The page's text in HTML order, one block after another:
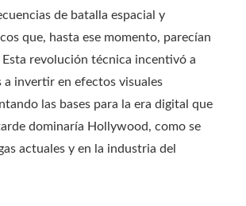
de batalla espacial y
que, hasta ese momento, parecían
Esta revolución técnica incentivó a
a invertir en efectos visuales
las bases para la era digital que
dominaría Hollywood, como se
actuales y en la industria del